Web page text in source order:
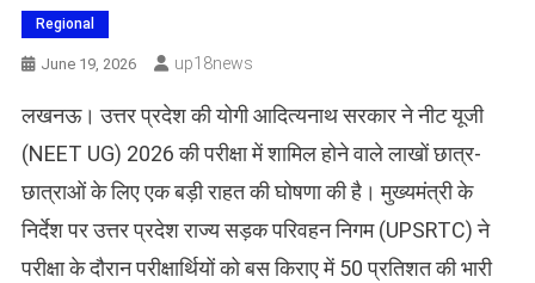
Regional
June 19, 2026 Up18news
लखनऊ। उत्तर प्रदेश की योगी आदित्यनाथ सरकार ने नीट यूजी
(NEET UG) 2026 की परीक्षा में शामिल होने वाले लाखों छात्र-
छात्राओं के लिए एक बड़ी राहत की घोषणा की है। मुख्यमंत्री के
निर्देश पर उत्तर प्रदेश राज्य सड़क परिवहन निगम (UPSRTC) ने
परीक्षा के दौरान परीक्षार्थियों को बस किराए में 50 प्रतिशत की भारी